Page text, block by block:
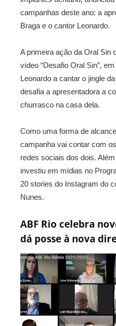
campanhas deste ano: a
Braga e o cantor Leonardo.
A primeira ação da Oral Sin
vídeo “Desafio Oral Sin”,
Leonardo a cantar o jingle
desafia a apresentadora a
churrasco na casa dela.
Como uma forma de
campanha vai contar com
redes sociais dos dois.
investiu em mídias no
20 stories do Instagram do
Nunes.
ABF Rio celebra
dá posse à nova